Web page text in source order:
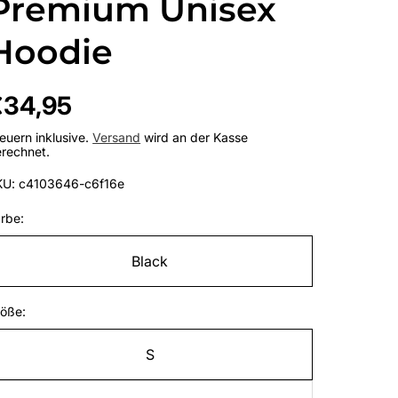
Unisex
inklusive.Versand wird an der Kasse
c4103646-c6f16e
Black
S